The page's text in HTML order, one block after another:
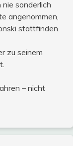
sonderlich
angenommen,
stattfinden.
zu seinem
– nicht